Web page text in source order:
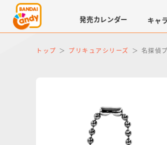
発売カレンダー キャ
LINK TRAVELERS
チョコボックス
トップ プリキュアシリーズ 名探偵